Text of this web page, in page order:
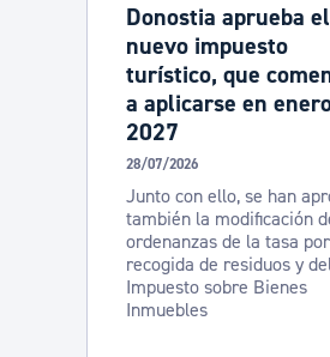
Donostia aprueba el
nuevo impuesto
turístico, que
a aplicarse en
2027
28/07/2026
Junto con ello, se han
también la modificación
ordenanzas de la tasa
recogida de residuos y
Impuesto sobre Bienes
Inmuebles